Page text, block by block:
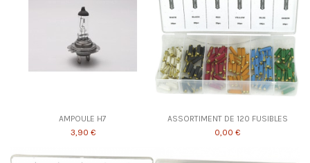
AMPOULE H7
3,90 €
ASSORTIMENT DE 120 FUSIBLES
0,00 €